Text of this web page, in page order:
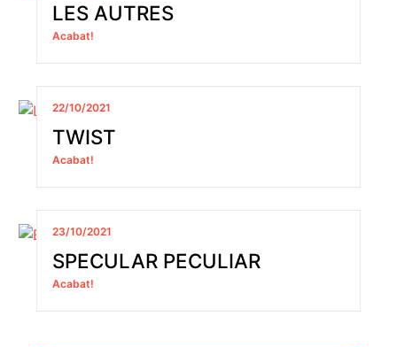
LES AUTRES
Acabat!
22/10/2021
TWIST
Acabat!
23/10/2021
SPECULAR PECULIAR
Acabat!